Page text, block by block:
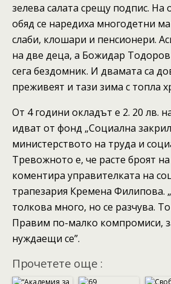
зелева салата срещу подпис. На
обяд се наредиха многодетни
слаби, клошари и пенсионери.
на две деца, а Божидар
сега бездомник. И двамата са
преживеят и тази зима с топла
От 4 години окладът е 2. 20 лв.
идват от фонд „Социална
министерството на труда и
Тревожното е, че расте броят
коментира управителката на
трапезария Кремена Филипова.
толкова много, но се разчува.
Правим по-малко компромиси,
нуждаещи се”.
Прочетете още :